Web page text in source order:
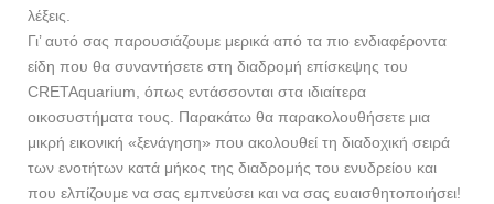
λέξεις.
Γι’ αυτό σας παρουσιάζουμε μερικά από τα πιο ενδιαφέροντα
είδη που θα συναντήσετε στη διαδρομή επίσκεψης του
CRETAquarium, όπως εντάσσονται στα ιδιαίτερα
οικοσυστήματα τους. Παρακάτω θα παρακολουθήσετε μια
μικρή εικονική «ξενάγηση» που ακολουθεί τη διαδοχική σειρά
των ενοτήτων κατά μήκος της διαδρομής του ενυδρείου και
που ελπίζουμε να σας εμπνεύσει και να σας ευαισθητοποιήσει!